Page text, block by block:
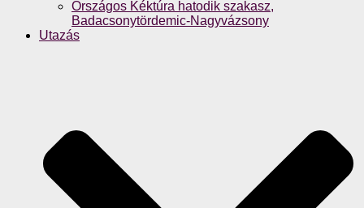
Országos Kéktúra hatodik szakasz,
Badacsonytördemic-Nagyvázsony
Utazás